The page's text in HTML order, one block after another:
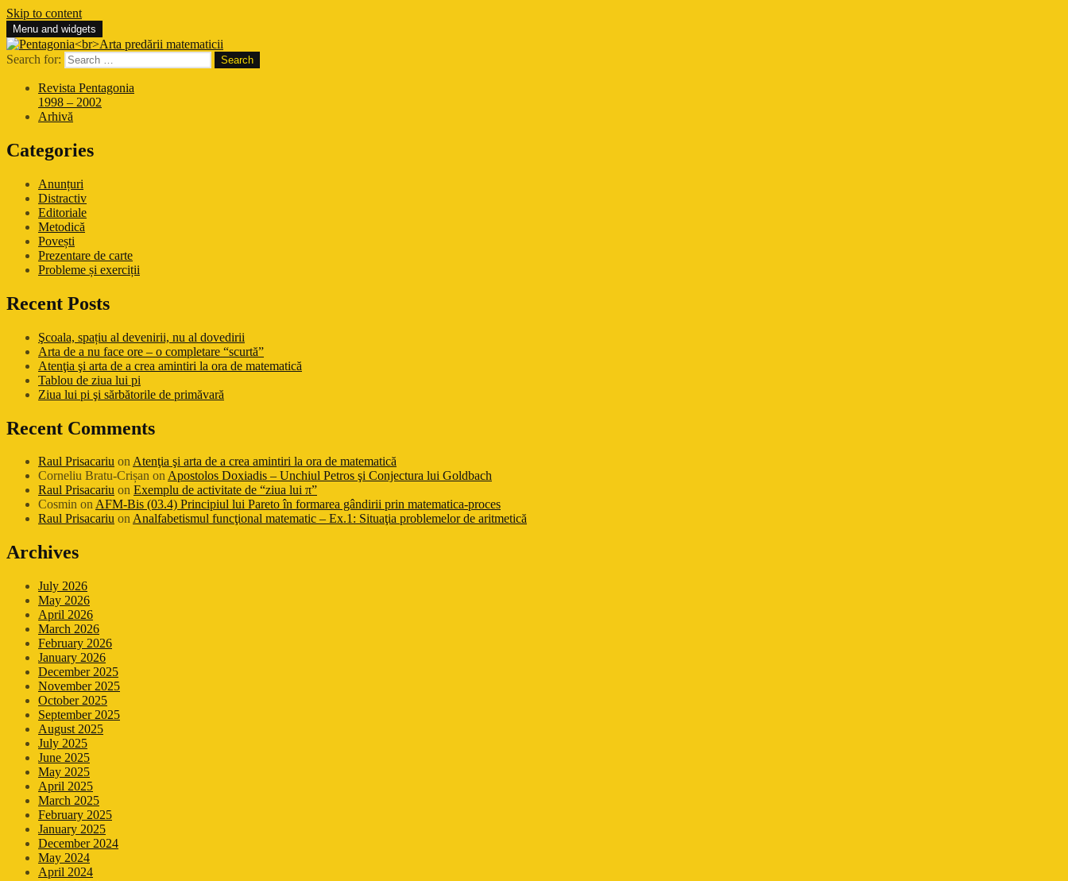
Skip to content
Pentagonia
Arta predării matematicii
Menu and widgets
Search for:
Revista Pentagonia
1998 – 2002
Arhivă
Categories
Anunțuri
Distractiv
Editoriale
Metodică
Povești
Prezentare de carte
Probleme și exerciții
Recent Posts
Şcoala, spațiu al devenirii, nu al dovedirii
Arta de a nu face ore – o completare “scurtă”
Atenţia şi arta de a crea amintiri la ora de matematică
Tablou de ziua lui pi
Ziua lui pi şi sărbătorile de primăvară
Recent Comments
Raul Prisacariu onAtenţia şi arta de a crea amintiri la ora de matematică
Corneliu Bratu-Crișan onApostolos Doxiadis – Unchiul Petros şi Conjectura lui Goldbach
Raul Prisacariu on Exemplu de activitate de “ziua lui π”
Cosmin onAFM-Bis (03.4) Principiul lui Pareto în formarea gândirii prin matematica-proces
Raul Prisacariu onAnalfabetismul funcţional matematic – Ex.1: Situaţia problemelor de aritmetică
Archives
July 2026
May 2026
April 2026
March 2026
February 2026
January 2026
December 2025
November 2025
October 2025
September 2025
August 2025
July 2025
June 2025
May 2025
April 2025
March 2025
February 2025
January 2025
December 2024
May 2024
April 2024